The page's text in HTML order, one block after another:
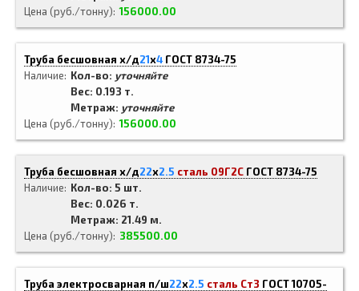
Цена (руб./тонну) 156000.00
Труба бесшовная х/д21x4 ГОСТ 8734-75
Наличие
Кол-во: уточняйте
Вес: 0.193 т.
Метраж: уточняйте
Цена (руб./тонну) 156000.00
Труба бесшовная х/д22x2.5 сталь 09Г2С ГОСТ 8734-75
Наличие
Кол-во: 5 шт.
Вес: 0.026 т.
Метраж: 21.49 м.
Цена (руб./тонну)
385500.00
Труба электросварная п/ш22x2.5 сталь Ст3 ГОСТ 10705-